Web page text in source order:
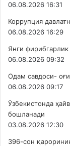
06.08.2026 16:31
Коррупция
06.08.2026 16:29
Янги фирибгарлик
06.08.2026 09:32
Одам савдоси-
06.08.2026 09:17
Ўзбекистонда
бошланади
03.08.2026 12:30
396-сон